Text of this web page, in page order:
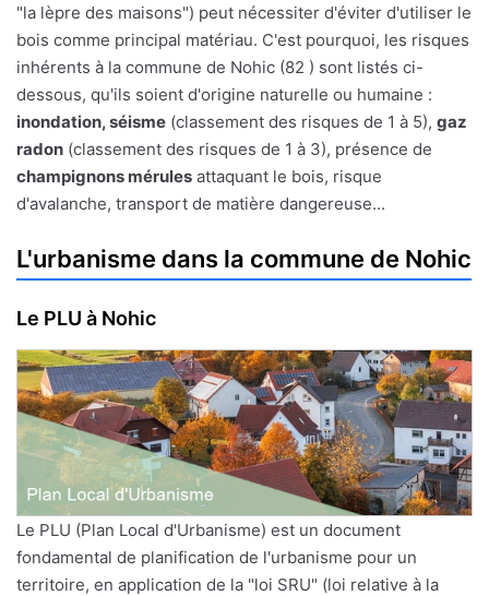
"la lèpre des maisons") peut nécessiter d'éviter d'utiliser le
bois comme principal matériau. C'est pourquoi, les risques
inhérents à la commune de Nohic (82 ) sont listés ci-
dessous, qu'ils soient d'origine naturelle ou humaine :
inondation, séisme (classement des risques de 1 à 5), gaz
radon (classement des risques de 1 à 3), présence de
champignons mérules attaquant le bois, risque
d'avalanche, transport de matière dangereuse...
L'urbanisme dans la commune de Nohic
Le PLU à Nohic
Le PLU (Plan Local d'Urbanisme) est un document
fondamental de planification de l'urbanisme pour un
territoire, en application de la "loi SRU" (loi relative à la